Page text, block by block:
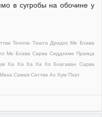
в сугробы на обочине у
Тенопа Тишта Дридхо Ме Бхава
Ме Бхава Сарва Сиддхиме Праяца
Ха Ха Ха Ха Хо Бхагаван Сарва
Самая Саттва Ах Хум Пхат